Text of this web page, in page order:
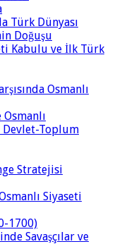
Türk Dünyası
Doğuşu
Kabulu ve İlk Türk
Osmanlı
Devlet-Toplum
Stratejisi
Siyaseti
1700)
Savaşçılar ve